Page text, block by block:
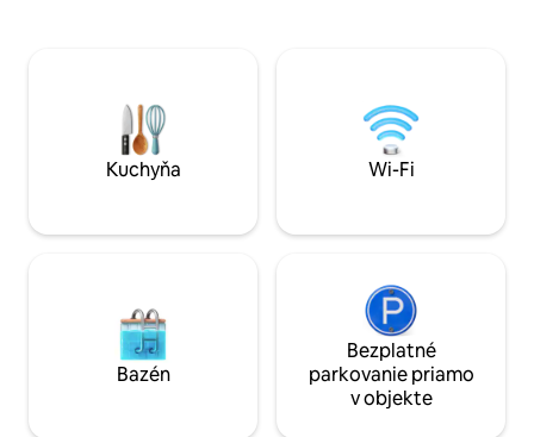
Lincoln Parku, len pár krokov od
obchodov pozdĺž Armitage a Halsted
Avenue. V okolí sa nachádzajú obchody s
prístupom do centra a ďalších častí
apartmáne na stole ponúkame
bezplatné rezidenčné parkovacie
priestor (s bezplatným pripojením na
elektromobilo, ak ho potrebujete) za 20
posteľami typu
toaletou,
kuchyňu,
klimatizáciu a
Kuchyňa Wi-Fi
Bazén
Bezplatné
parkovanie priamo
v objekte